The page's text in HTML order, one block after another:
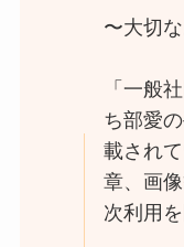
〜大切
「一般
ち部愛
載され
章、画
次利用